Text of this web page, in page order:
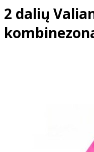
2 dalių